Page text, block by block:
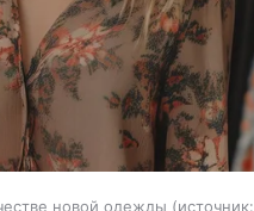
новой одежды источник: